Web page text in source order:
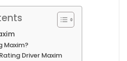
Maxim?
Driver Maxim